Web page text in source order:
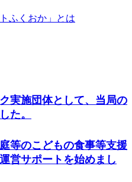
ふくおか」とは
実施団体として、当局の
た。
等のこどもの食事等支援
営サポートを始めまし